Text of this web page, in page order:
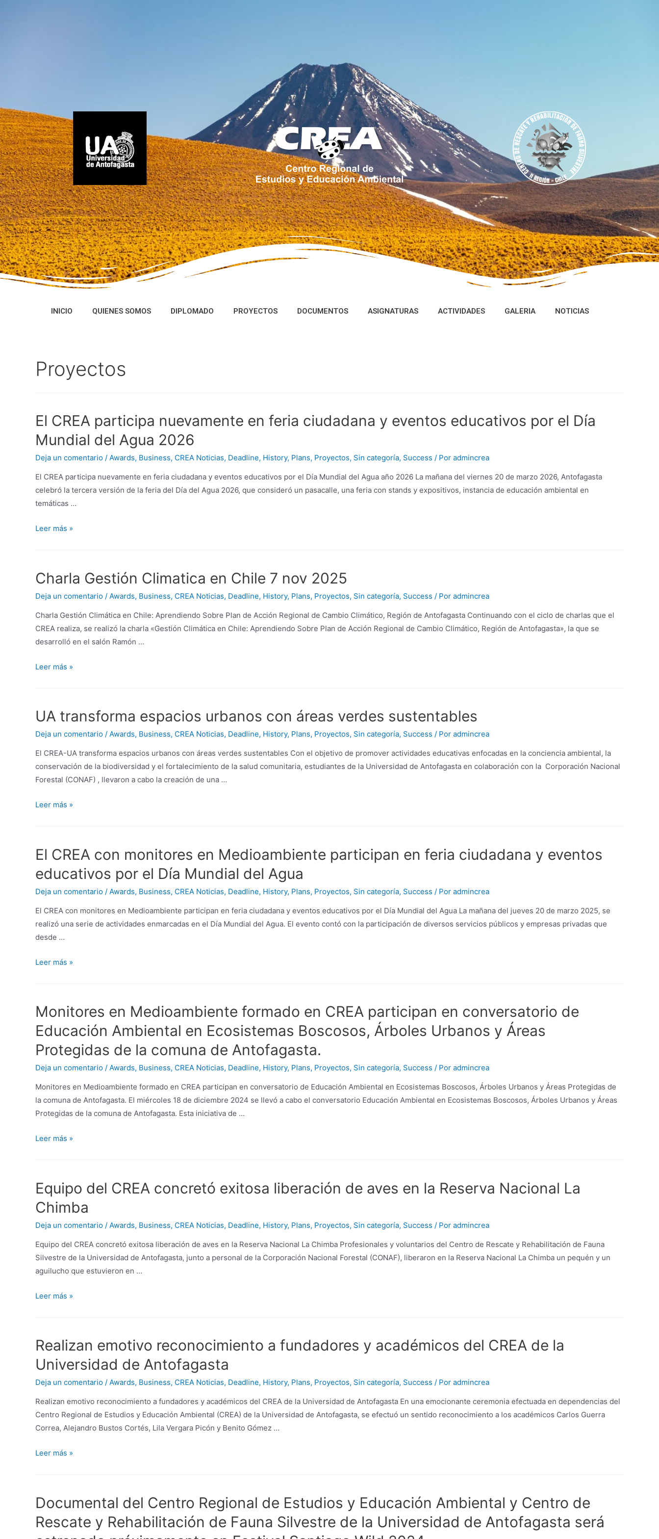
INICIO QUIENES SOMOS DIPLOMADO PROYECTOS DOCUMENTOS ASIGNATURAS ACTIVIDADES GALERIA NOTICIAS
Proyectos
El CREA participa nuevamente en feria ciudadana y eventos educativos por el Día
Mundial del Agua 2026
Deja un comentario / Awards, Business, CREA Noticias, Deadline, History, Plans, Proyectos, Sin categoría, Success / Por admincrea
El CREA participa nuevamente en feria ciudadana y eventos educativos por el Día Mundial del Agua año 2026 La mañana del viernes 20 de marzo 2026, Antofagasta
celebró la tercera versión de la feria del Día del Agua 2026, que consideró un pasacalle, una feria con stands y expositivos, instancia de educación ambiental en
temáticas …
Leer más »
Charla Gestión Climatica en Chile 7 nov 2025
Deja un comentario / Awards, Business, CREA Noticias, Deadline, History, Plans, Proyectos, Sin categoría, Success / Por admincrea
Charla Gestión Climática en Chile: Aprendiendo Sobre Plan de Acción Regional de Cambio Climático, Región de Antofagasta Continuando con el ciclo de charlas que el
CREA realiza, se realizó la charla «Gestión Climática en Chile: Aprendiendo Sobre Plan de Acción Regional de Cambio Climático, Región de Antofagasta», la que se
desarrolló en el salón Ramón …
Leer más »
UA transforma espacios urbanos con áreas verdes sustentables
Deja un comentario / Awards, Business, CREA Noticias, Deadline, History, Plans, Proyectos, Sin categoría, Success / Por admincrea
El CREA-UA transforma espacios urbanos con áreas verdes sustentables Con el objetivo de promover actividades educativas enfocadas en la conciencia ambiental, la
conservación de la biodiversidad y el fortalecimiento de la salud comunitaria, estudiantes de la Universidad de Antofagasta en colaboración con la Corporación Nacional
Forestal (CONAF) , llevaron a cabo la creación de una …
Leer más »
El CREA con monitores en Medioambiente participan en feria ciudadana y eventos
educativos por el Día Mundial del Agua
Deja un comentario / Awards, Business, CREA Noticias, Deadline, History, Plans, Proyectos, Sin categoría, Success / Por admincrea
El CREA con monitores en Medioambiente participan en feria ciudadana y eventos educativos por el Día Mundial del Agua La mañana del jueves 20 de marzo 2025, se
realizó una serie de actividades enmarcadas en el Día Mundial del Agua. El evento contó con la participación de diversos servicios públicos y empresas privadas que
desde …
Leer más »
Monitores en Medioambiente formado en CREA participan en conversatorio de
Educación Ambiental en Ecosistemas Boscosos, Árboles Urbanos y Áreas
Protegidas de la comuna de Antofagasta.
Deja un comentario / Awards, Business, CREA Noticias, Deadline, History, Plans, Proyectos, Sin categoría, Success / Por admincrea
Monitores en Medioambiente formado en CREA participan en conversatorio de Educación Ambiental en Ecosistemas Boscosos, Árboles Urbanos y Áreas Protegidas de
la comuna de Antofagasta. El miércoles 18 de diciembre 2024 se llevó a cabo el conversatorio Educación Ambiental en Ecosistemas Boscosos, Árboles Urbanos y Áreas
Protegidas de la comuna de Antofagasta. Esta iniciativa de …
Leer más »
Equipo del CREA concretó exitosa liberación de aves en la Reserva Nacional La
Chimba
Deja un comentario / Awards, Business, CREA Noticias, Deadline, History, Plans, Proyectos, Sin categoría, Success / Por admincrea
Equipo del CREA concretó exitosa liberación de aves en la Reserva Nacional La Chimba Profesionales y voluntarios del Centro de Rescate y Rehabilitación de Fauna
Silvestre de la Universidad de Antofagasta, junto a personal de la Corporación Nacional Forestal (CONAF), liberaron en la Reserva Nacional La Chimba un pequén y un
aguilucho que estuvieron en …
Leer más »
Realizan emotivo reconocimiento a fundadores y académicos del CREA de la
Universidad de Antofagasta
Deja un comentario / Awards, Business, CREA Noticias, Deadline, History, Plans, Proyectos, Sin categoría, Success / Por admincrea
Realizan emotivo reconocimiento a fundadores y académicos del CREA de la Universidad de Antofagasta En una emocionante ceremonia efectuada en dependencias del
Centro Regional de Estudios y Educación Ambiental (CREA) de la Universidad de Antofagasta, se efectuó un sentido reconocimiento a los académicos Carlos Guerra
Correa, Alejandro Bustos Cortés, Lila Vergara Picón y Benito Gómez …
Leer más »
Documental del Centro Regional de Estudios y Educación Ambiental y Centro de
Rescate y Rehabilitación de Fauna Silvestre de la Universidad de Antofagasta será